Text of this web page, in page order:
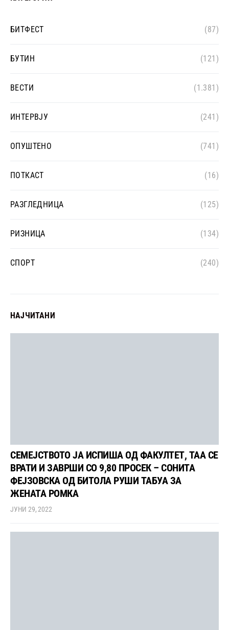
БИТФЕСТ (87)
БУТИН (121)
ВЕСТИ (1.381)
ИНТЕРВЈУ (241)
ОПУШТЕНО (741)
ПОТКАСТ (16)
РАЗГЛЕДНИЦА (125)
РИЗНИЦА (134)
СПОРТ (240)
НАЈЧИТАНИ
СЕМЕЈСТВОТО ЈА ИСПИША ОД ФАКУЛТЕТ, ТАА СЕ
ВРАТИ И ЗАВРШИ СО 9,80 ПРОСЕК – СОНИТА
ФЕЈЗОВСКА ОД БИТОЛА РУШИ ТАБУА ЗА
ЖЕНАТА РОМКА
ЈУНИ 29, 2022